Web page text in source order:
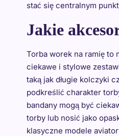
stać się centralnym
Jakie
Torba worek na ramię to
ciekawe i stylowe
taką jak długie kolczyki
podkreślić charakter
bandany mogą być
torby lub nosić jako
klasyczne modele